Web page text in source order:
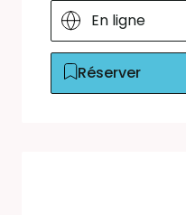
En ligne
Réserver